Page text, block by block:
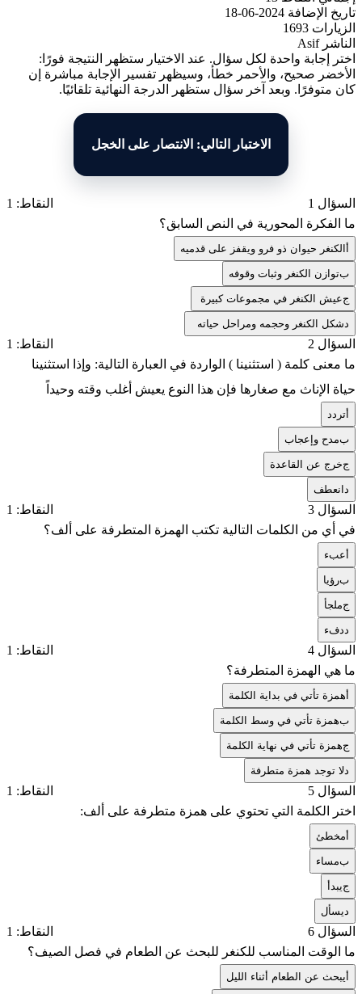
تاريخ الإضافة 2024-06-18
الزيارات 1693
الناشر Asif
اختر إجابة واحدة لكل سؤال. عند الاختيار ستظهر النتيجة فورًا:
الأخضر صحيح، والأحمر خطأ، وسيظهر تفسير الإجابة مباشرة إن
كان متوفرًا. وبعد آخر سؤال ستظهر الدرجة النهائية تلقائيًا.
الاختبار التالي: الانتصار على الخجل
السؤال 1
النقاط: 1
ما الفكرة المحورية في النص السابق؟
الكنغر حيوان ذو فرو ويقفز على قدميه
بتوازن الكنغر وثبات وقوفه
جعيش الكنغر في مجموعات كبيرة
شكل الكنغر وحجمه ومراحل حياته
السؤال 2
النقاط: 1
ما معنى كلمة ( استثنينا ) الواردة في العبارة التالية: وإذا استثنينا
حياة الإناث مع صغارها فإن هذا النوع يعيش أغلب وقته وحيداً
تردد
بمدح وإعجاب
جخرج عن القاعدة
انعطف
السؤال 3
النقاط: 1
في أي من الكلمات التالية تكتب الهمزة المتطرفة على ألف؟
عبء
برؤيا
جملجأ
دفء
السؤال 4
النقاط: 1
ما هي الهمزة المتطرفة؟
همزة تأتي في بداية الكلمة
بهمزة تأتي في وسط الكلمة
جهمزة تأتي في نهاية الكلمة
لا توجد همزة متطرفة
السؤال 5
النقاط: 1
اختر الكلمة التي تحتوي على همزة متطرفة على ألف:
مخطئ
بمساء
جيبدأ
يسأل
السؤال 6
النقاط: 1
ما الوقت المناسب للكنغر للبحث عن الطعام في فصل الصيف؟
يبحث عن الطعام أثناء الليل